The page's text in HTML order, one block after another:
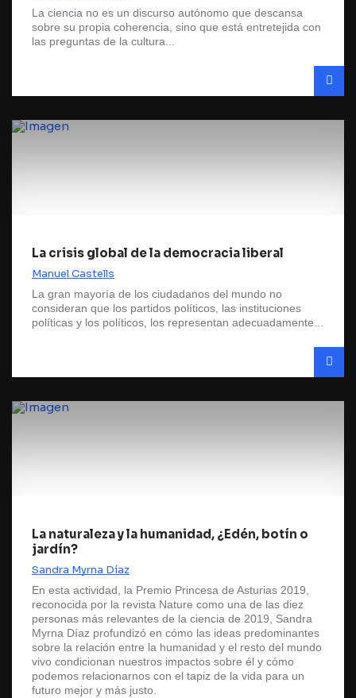
La ciencia no es un discurso autónomo que descansa
sobre su propia coherencia, sino que está entretejida con
las preguntas de la cultura...
La crisis global de la democracia liberal
Manuel Castells
La gran mayoría de los ciudadanos del mundo no
consideran que los partidos políticos, las instituciones
políticas y los políticos, los representan adecuadamente...
La naturaleza y la humanidad, ¿Edén, botín o
jardín?
Sandra Myrna Díaz
En esta actividad, la Premio Princesa de Asturias 2019,
reconocida por la revista Nature como una de las diez
personas más relevantes de la ciencia de 2019, Sandra
Myrna Díaz profundizó en cómo las ideas predominantes
sobre la relación entre la humanidad y el resto del mundo
vivo condicionan nuestros impactos sobre él y cómo
podemos relacionarnos con el tapiz de la vida para un
futuro mejor y más justo.